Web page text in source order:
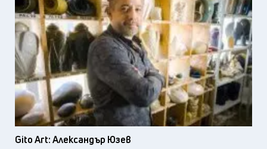
Gito Art: Александър Юзев